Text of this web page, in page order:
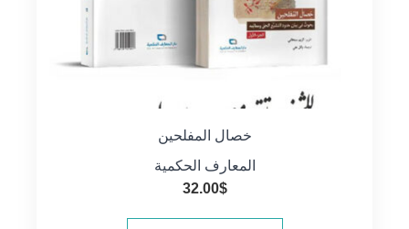
خصال المفلحين
المعارف الحكمية
32.00$